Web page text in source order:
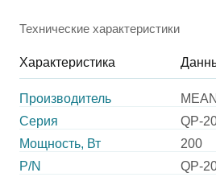
Технические характеристики
Характеристика
Производитель
Серия
QP-
Мощность, Вт
200
P/N
QP-